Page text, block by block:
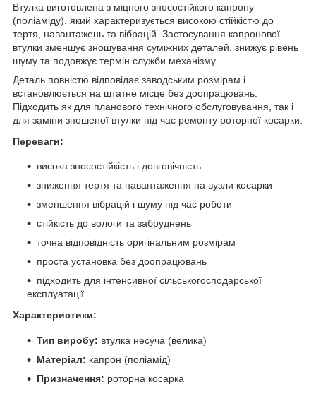
Втулка виготовлена з міцного зносостійкого капрону
(поліаміду), який характеризується високою стійкістю до
тертя, навантажень та вібрацій. Застосування капронової
втулки зменшує зношування суміжних деталей, знижує рівень
шуму та подовжує термін служби механізму.
Деталь повністю відповідає заводським розмірам і
встановлюється на штатне місце без доопрацювань.
Підходить як для планового технічного обслуговування, так і
для заміни зношеної втулки під час ремонту роторної косарки.
Переваги:
висока зносостійкість і довговічність
зниження тертя та навантаження на вузли косарки
зменшення вібрацій і шуму під час роботи
стійкість до вологи та забруднень
точна відповідність оригінальним розмірам
проста установка без доопрацювань
підходить для інтенсивної сільськогосподарської
експлуатації
Характеристики:
Тип виробу: втулка несуча (велика)
Матеріал: капрон (поліамід)
Призначення: роторна косарка